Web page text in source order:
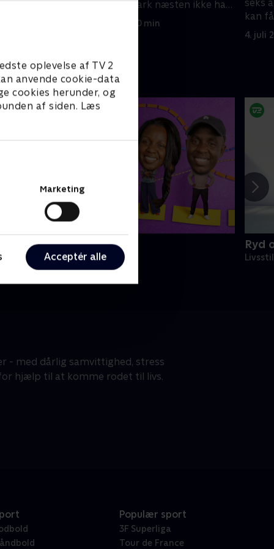
oplevelse af TV 2
anvende cookie-data
cookies herunder, og
af siden. Læs
Marketing
Acceptér alle
det betyder, at Mark næsten ikke har
14. august 2023 • 40 min
seks
kan
over.
4. juli
Helt sort
• 7 sæsoner
Ryd
- med dårlig samvittighed, stress
hjælp til at komme rodet til livs.
Populær sport
3F Superliga
Tour de France